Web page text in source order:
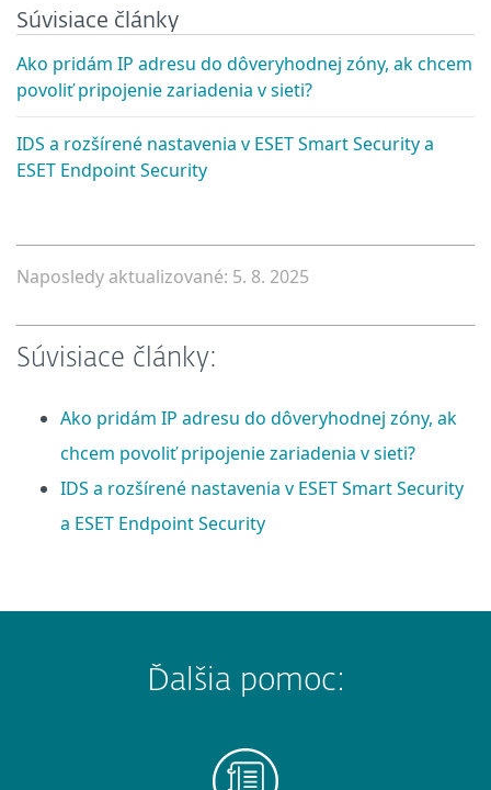
Súvisiace články
Ako pridám IP adresu do dôveryhodnej zóny, ak chcem
povoliť pripojenie zariadenia v sieti?
IDS a rozšírené nastavenia v ESET Smart Security a
ESET Endpoint Security
Naposledy aktualizované: 5. 8. 2025
Súvisiace články:
Ako pridám IP adresu do dôveryhodnej zóny, ak
chcem povoliť pripojenie zariadenia v sieti?
IDS a rozšírené nastavenia v ESET Smart Security
a ESET Endpoint Security
Ďalšia pomoc: